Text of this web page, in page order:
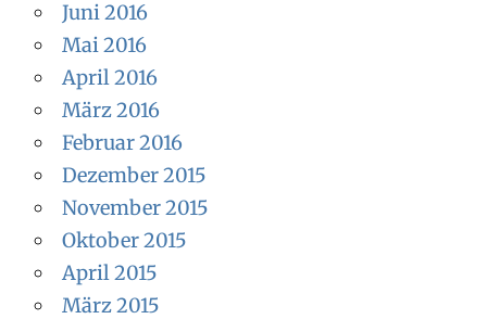
Juni 2016
Mai 2016
April 2016
März 2016
Februar 2016
Dezember 2015
November 2015
Oktober 2015
April 2015
März 2015